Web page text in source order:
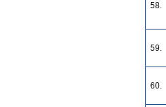
58.
59.
60.